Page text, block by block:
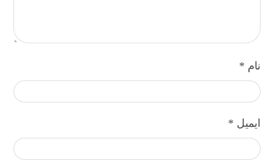
نام *
ایمیل *